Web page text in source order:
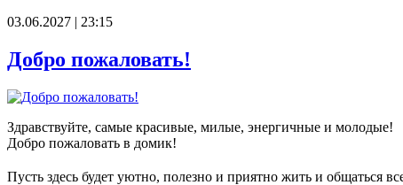
03.06.2027 | 23:15
Добро пожаловать!
Здравствуйте, самые красивые, милые, энергичные и молодые!
Добро пожаловать в домик!
Пусть здесь будет уютно, полезно и приятно жить и общаться